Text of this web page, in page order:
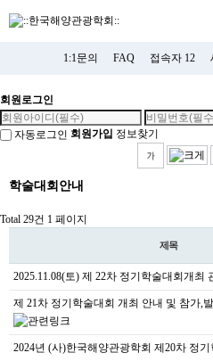
1:1문의 FAQ 접속자 12
회원로그인
자동로그인 회원가입 정보찾기
학술대회안내
Total 29건 1 페이지
제목
2025.11.08(토) 제 22차 정기학술대회개최
제 21차 정기학술대회 개최 안내 및 참가,
2024년 (사)한국해양관광학회 제20차 정